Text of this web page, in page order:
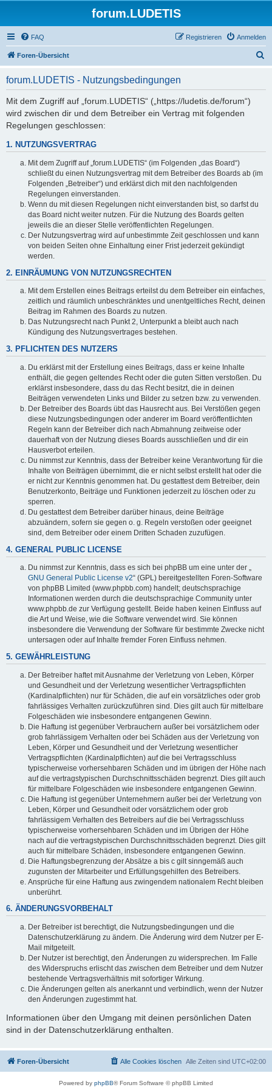
forum.LUDETIS
FAQ Anmelden
Registrieren
Foren-Übersicht
forum.LUDETIS - Nutzungsbedingungen
Mit dem Zugriff auf „forum.LUDETIS“ („https://ludetis.de/forum“)
wird zwischen dir und dem Betreiber ein Vertrag mit folgenden
Regelungen geschlossen:
1. NUTZUNGSVERTRAG
Mit dem Zugriff auf „forum.LUDETIS“ (im Folgenden „das Board“)
schließt du einen Nutzungsvertrag mit dem Betreiber des Boards ab (im
Folgenden „Betreiber“) und erklärst dich mit den nachfolgenden
Regelungen einverstanden.
Wenn du mit diesen Regelungen nicht einverstanden bist, so darfst du
das Board nicht weiter nutzen. Für die Nutzung des Boards gelten
jeweils die an dieser Stelle veröffentlichten Regelungen.
Der Nutzungsvertrag wird auf unbestimmte Zeit geschlossen und kann
von beiden Seiten ohne Einhaltung einer Frist jederzeit gekündigt
werden.
2. EINRÄUMUNG VON NUTZUNGSRECHTEN
Mit dem Erstellen eines Beitrags erteilst du dem Betreiber ein einfaches,
zeitlich und räumlich unbeschränktes und unentgeltliches Recht, deinen
Beitrag im Rahmen des Boards zu nutzen.
Das Nutzungsrecht nach Punkt 2, Unterpunkt a bleibt auch nach
Kündigung des Nutzungsvertrages bestehen.
3. PFLICHTEN DES NUTZERS
Du erklärst mit der Erstellung eines Beitrags, dass er keine Inhalte
enthält, die gegen geltendes Recht oder die guten Sitten verstoßen. Du
erklärst insbesondere, dass du das Recht besitzt, die in deinen
Beiträgen verwendeten Links und Bilder zu setzen bzw. zu verwenden.
Der Betreiber des Boards übt das Hausrecht aus. Bei Verstößen gegen
diese Nutzungsbedingungen oder anderer im Board veröffentlichten
Regeln kann der Betreiber dich nach Abmahnung zeitweise oder
dauerhaft von der Nutzung dieses Boards ausschließen und dir ein
Hausverbot erteilen.
Du nimmst zur Kenntnis, dass der Betreiber keine Verantwortung für die
Inhalte von Beiträgen übernimmt, die er nicht selbst erstellt hat oder die
er nicht zur Kenntnis genommen hat. Du gestattest dem Betreiber, dein
Benutzerkonto, Beiträge und Funktionen jederzeit zu löschen oder zu
sperren.
Du gestattest dem Betreiber darüber hinaus, deine Beiträge
abzuändern, sofern sie gegen o. g. Regeln verstoßen oder geeignet
sind, dem Betreiber oder einem Dritten Schaden zuzufügen.
4. GENERAL PUBLIC LICENSE
Du nimmst zur Kenntnis, dass es sich bei phpBB um eine unter der „
GNU General Public License v2“ (GPL) bereitgestellten Foren-Software
von phpBB Limited (www.phpbb.com) handelt; deutschsprachige
Informationen werden durch die deutschsprachige Community unter
www.phpbb.de zur Verfügung gestellt. Beide haben keinen Einfluss auf
die Art und Weise, wie die Software verwendet wird. Sie können
insbesondere die Verwendung der Software für bestimmte Zwecke nicht
untersagen oder auf Inhalte fremder Foren Einfluss nehmen.
5. GEWÄHRLEISTUNG
Der Betreiber haftet mit Ausnahme der Verletzung von Leben, Körper
und Gesundheit und der Verletzung wesentlicher Vertragspflichten
(Kardinalpflichten) nur für Schäden, die auf ein vorsätzliches oder grob
fahrlässiges Verhalten zurückzuführen sind. Dies gilt auch für mittelbare
Folgeschäden wie insbesondere entgangenen Gewinn.
Die Haftung ist gegenüber Verbrauchern außer bei vorsätzlichem oder
grob fahrlässigem Verhalten oder bei Schäden aus der Verletzung von
Leben, Körper und Gesundheit und der Verletzung wesentlicher
Vertragspflichten (Kardinalpflichten) auf die bei Vertragsschluss
typischerweise vorhersehbaren Schäden und im übrigen der Höhe nach
auf die vertragstypischen Durchschnittsschäden begrenzt. Dies gilt auch
für mittelbare Folgeschäden wie insbesondere entgangenen Gewinn.
Die Haftung ist gegenüber Unternehmern außer bei der Verletzung von
Leben, Körper und Gesundheit oder vorsätzlichem oder grob
fahrlässigem Verhalten des Betreibers auf die bei Vertragsschluss
typischerweise vorhersehbaren Schäden und im Übrigen der Höhe
nach auf die vertragstypischen Durchschnittsschäden begrenzt. Dies gilt
auch für mittelbare Schäden, insbesondere entgangenen Gewinn.
Die Haftungsbegrenzung der Absätze a bis c gilt sinngemäß auch
zugunsten der Mitarbeiter und Erfüllungsgehilfen des Betreibers.
Ansprüche für eine Haftung aus zwingendem nationalem Recht bleiben
unberührt.
6. ÄNDERUNGSVORBEHALT
Der Betreiber ist berechtigt, die Nutzungsbedingungen und die
Datenschutzerklärung zu ändern. Die Änderung wird dem Nutzer per E-
Mail mitgeteilt.
Der Nutzer ist berechtigt, den Änderungen zu widersprechen. Im Falle
des Widerspruchs erlischt das zwischen dem Betreiber und dem Nutzer
bestehende Vertragsverhältnis mit sofortiger Wirkung.
Die Änderungen gelten als anerkannt und verbindlich, wenn der Nutzer
den Änderungen zugestimmt hat.
Informationen über den Umgang mit deinen persönlichen Daten
sind in der Datenschutzerklärung enthalten.
Foren-Übersicht Alle Zeiten sind UTC+02:00
Alle Cookies löschen
Powered by phpBB® Forum Software © phpBB Limited